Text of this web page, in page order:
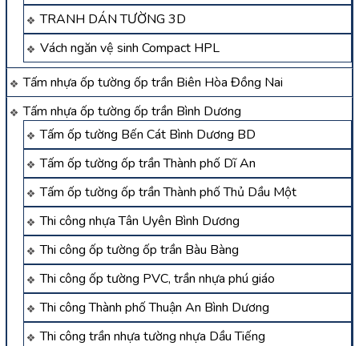
TRANH DÁN TƯỜNG 3D
Vách ngăn vệ sinh Compact HPL
Tấm nhựa ốp tường ốp trần Biên Hòa Đồng Nai
Tấm nhựa ốp tường ốp trần Bình Dương
Tấm ốp tường Bến Cát Bình Dương BD
Tấm ốp tường ốp trần Thành phố Dĩ An
Tấm ốp tường ốp trần Thành phố Thủ Dầu Một
Thi công nhựa Tân Uyên Bình Dương
Thi công ốp tường ốp trần Bàu Bàng
Thi công ốp tường PVC, trần nhựa phú giáo
Thi công Thành phố Thuận An Bình Dương
Thi công trần nhựa tường nhựa Dầu Tiếng